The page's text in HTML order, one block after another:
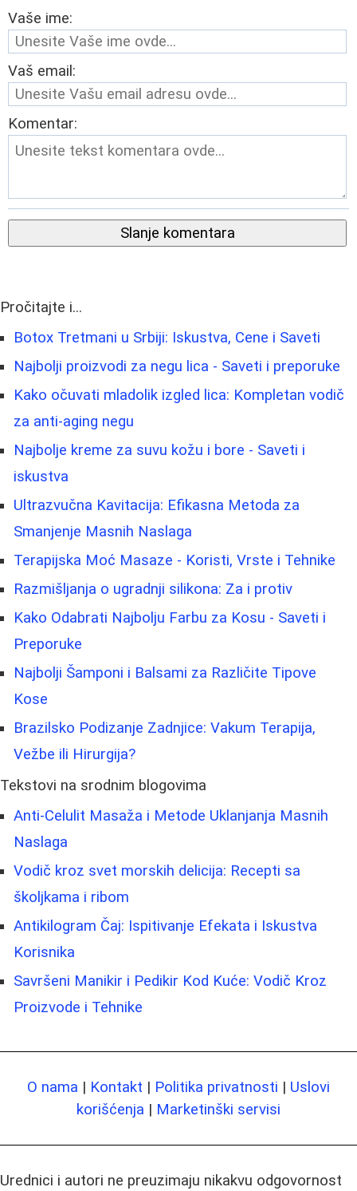
Vaše ime:
Vaš email:
Komentar:
Slanje komentara
Pročitajte i...
Botox Tretmani u Srbiji: Iskustva, Cene i Saveti
Najbolji proizvodi za negu lica - Saveti i preporuke
Kako očuvati mladolik izgled lica: Kompletan vodič
za anti-aging negu
Najbolje kreme za suvu kožu i bore - Saveti i
iskustva
Ultrazvučna Kavitacija: Efikasna Metoda za
Smanjenje Masnih Naslaga
Terapijska Moć Masaze - Koristi, Vrste i Tehnike
Razmišljanja o ugradnji silikona: Za i protiv
Kako Odabrati Najbolju Farbu za Kosu - Saveti i
Preporuke
Najbolji Šamponi i Balsami za Različite Tipove
Kose
Brazilsko Podizanje Zadnjice: Vakum Terapija,
Vežbe ili Hirurgija?
Tekstovi na srodnim blogovima
Anti-Celulit Masaža i Metode Uklanjanja Masnih
Naslaga
Vodič kroz svet morskih delicija: Recepti sa
školjkama i ribom
Antikilogram Čaj: Ispitivanje Efekata i Iskustva
Korisnika
Savršeni Manikir i Pedikir Kod Kuće: Vodič Kroz
Proizvode i Tehnike
O nama | Kontakt | Politika privatnosti | Uslovi
korišćenja | Marketinški servisi
Urednici i autori ne preuzimaju nikakvu odgovornost